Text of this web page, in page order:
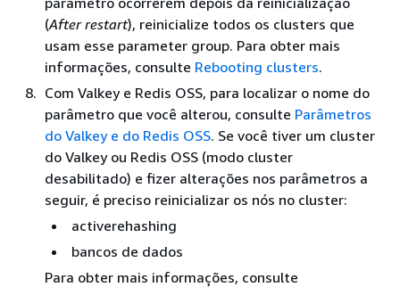
(After restart), reinicialize todos os clusters que
usam esse parameter group. Para obter mais
informações, consulte Rebooting clusters.
Com Valkey e Redis OSS, para localizar o nome do
parâmetro que você alterou, consulte Parâmetros
do Valkey e do Redis OSS. Se você tiver um cluster
do Valkey ou Redis OSS (modo cluster
desabilitado) e fizer alterações nos parâmetros a
seguir, é preciso reinicializar os nós no cluster:
activerehashing
bancos de dados
Para obter mais informações, consulte